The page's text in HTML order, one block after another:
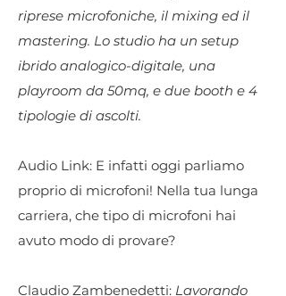
riprese microfoniche, il mixing ed il
mastering. Lo studio ha un setup
ibrido analogico-digitale, una
playroom da 50mq, e due booth e 4
tipologie di ascolti.
Audio Link: E infatti oggi parliamo
proprio di microfoni! Nella tua lunga
carriera, che tipo di microfoni hai
avuto modo di provare?
Claudio Zambenedetti: Lavorando